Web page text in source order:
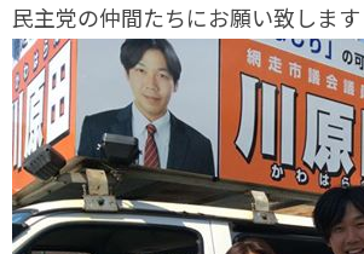
民主党の仲間たちにお願い致します